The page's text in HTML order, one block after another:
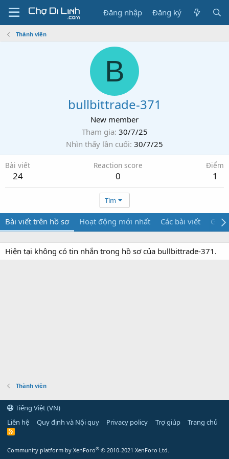
Đăng nhập Đăng ký
Thành viên
B
bullbittrade-371
New member
Tham gia 30/7/25
Nhìn thấy lần cuối 30/7/25
Bài viết
24
Reaction score
0
Điểm
1
Tìm
Bài viết trên hồ sơ Hoạt động mới nhất Các bài viết Giới
Hiện tại không có tin nhắn trong hồ sơ của bullbittrade-371.
Thành viên
Tiếng Việt (VN)
Liên hệ
Quy định và Nội quy Privacy policy Trợ giúp Trang chủ
R
Community platform by XenForo® © 2010-2021 XenForo Ltd.